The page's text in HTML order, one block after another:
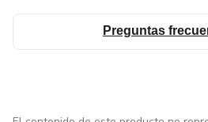
Preguntas